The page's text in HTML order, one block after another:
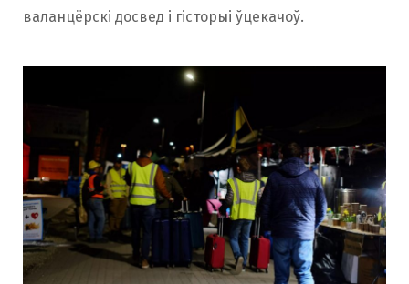
валанцёрскі досвед і гісторыі ўцекачоў.